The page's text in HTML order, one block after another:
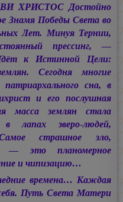
ХРИСТОС Достойно
Знамя Победы Света во
Лет. Минуя Тернии,
прессинг, —
к Истинной Цели:
Сегодня многие
сна, в
и его послушная
масса землян стала
лапах зверо-людей,
страшное зло,
— это планомерное
и чипизацию…
времена… Каждая
Путь Света Матери